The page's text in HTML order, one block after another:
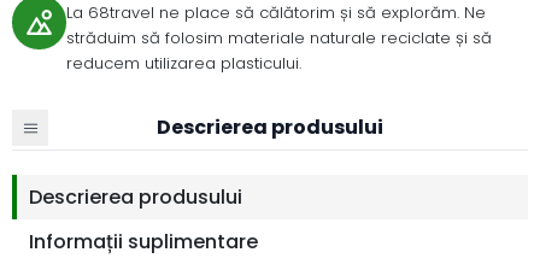
La 68travel ne place să călătorim și să explorăm. Ne
străduim să folosim materiale naturale reciclate și să
reducem utilizarea plasticului.
Descrierea produsului
Descrierea produsului
Informații suplimentare